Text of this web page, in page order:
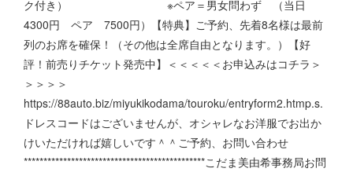
ク付き） ※ペア＝男女問わず （当日
4300円 ペア 7500円）【特典】ご予約、先着8名様は最前
列のお席を確保！（その他は全席自由となります。）【好
評！前売りチケット発売中】＜＜＜＜＜お申込みはコチラ＞
＞＞＞＞
https://88auto.biz/miyukikodama/touroku/entryform2.htmp.s.
ドレスコードはございませんが、オシャレなお洋服でお出か
けいただければ嬉しいです＾＾ご予約、お問い合わせ
**********************************************こだま美由希事務局お問